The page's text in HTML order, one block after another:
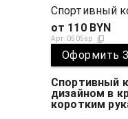
Спортивный
от 110BYN
Арт: 0505sp
Оформить
Спортивный
дизайном в
коротким